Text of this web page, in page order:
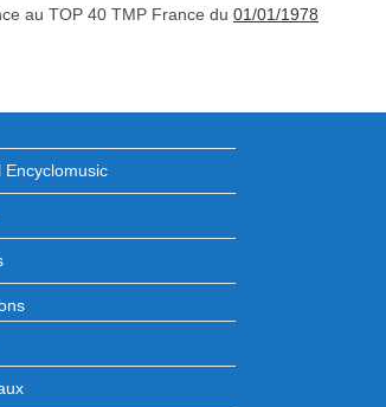
au TOP 40 TMP France du 01/01/1978